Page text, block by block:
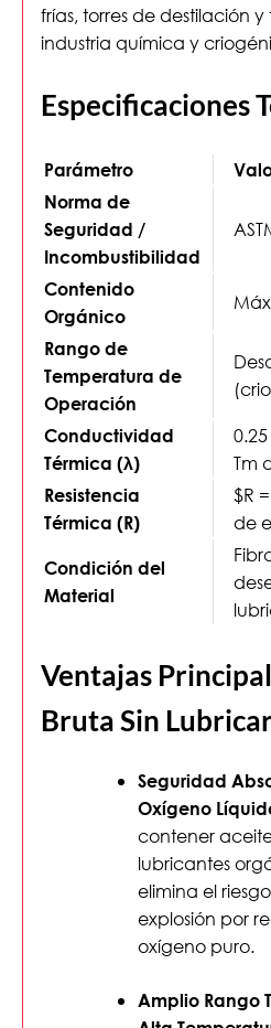
frías, torres de destilación
industria química y
Especificaciones
Parámetro
Norma de
Seguridad /
Incombustibilidad
Contenido
Orgánico
Rango de
Temperatura de
Operación
Conductividad
Térmica (λ)
0.25
Tm​
Resistencia
Térmica (R)
$R
de
Condición del
Material
Ventajas
Bruta Sin
Seguridad
Oxígeno
contener
lubricantes
elimina el
explosión por
oxígeno puro.
Amplio Rango